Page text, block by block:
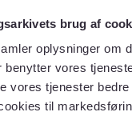
brug af
oplysninger om
benytter vores
vores tjenester
til